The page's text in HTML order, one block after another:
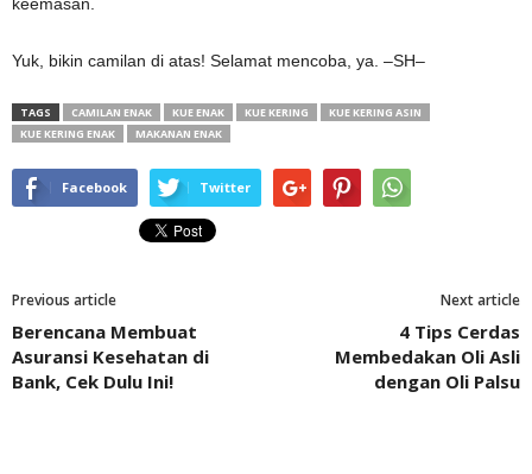
Yuk, bikin camilan di atas! Selamat mencoba, ya. –SH–
TAGS CAMILAN ENAK KUE ENAK KUE KERING
KUE KERING ASIN
KUE KERING ENAK
MAKANAN ENAK
Facebook Twitter
Previous article
Berencana Membuat
Asuransi Kesehatan di
Bank, Cek Dulu Ini!
Next article
4 Tips Cerdas
Membedakan Oli Asli
dengan Oli Palsu